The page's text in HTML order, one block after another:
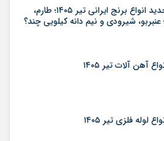
قیمت جدید انواع برنج ایرانی تیر ۱۴۰۵؛ طارم،
شیرودی و نیم دانه کیلویی چند؟
آهن آلات تیر ۱۴۰۵
فلزی تیر ۱۴۰۵